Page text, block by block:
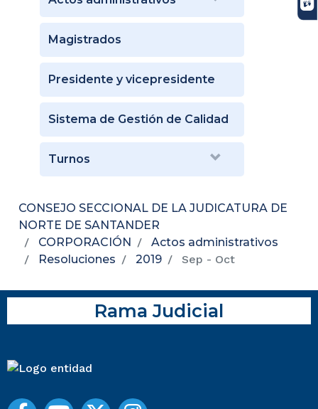
Magistrados
Presidente y vicepresidente
Sistema de Gestión de Calidad
Turnos
CONSEJO SECCIONAL DE LA JUDICATURA DE
NORTE DE SANTANDER
CORPORACIÓN
Actos administrativos
Resoluciones
2019 Sep - Oct
Rama Judicial